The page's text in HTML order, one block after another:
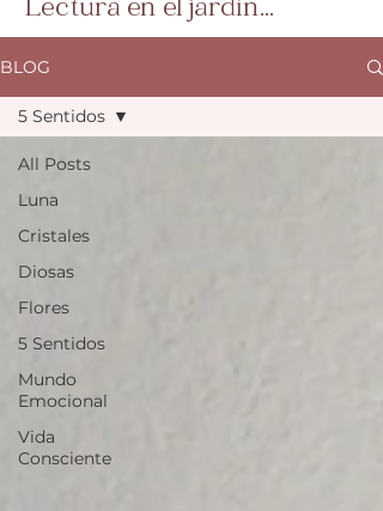
Lectura en el jardín...
BLOG
All Posts
Luna
Cristales
Diosas
Flores
5 Sentidos
Mundo
Emocional
Vida
Consciente
5 Sentidos